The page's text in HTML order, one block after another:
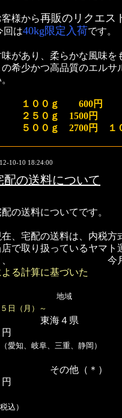
客様から再販のリクエス
回は40kg限定入荷です。
があり、柔らかな風味を
の希少かつ高品質のエルサ
００ｇ 600円
５０ｇ 1500円
００ｇ 2700円 １０％
10-10 18:24:00
配の送料について
の送料についてです。
在、宅配の送料は、内税方
店で取り扱っているヤマト
、 今
よる計算に基づ
域
日（月）～
海４県
円
愛知、岐阜、三重、
の他（＊
円
税
税込）